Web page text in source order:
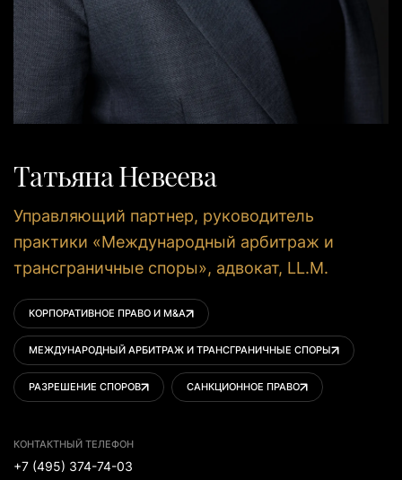
Татьяна Невеева
Управляющий партнер, руководитель
практики «Международный арбитраж и
трансграничные споры», адвокат, LL.M.
КОРПОРАТИВНОЕ ПРАВО И M&A
МЕЖДУНАРОДНЫЙ АРБИТРАЖ И ТРАНСГРАНИЧНЫЕ СПОРЫ
РАЗРЕШЕНИЕ СПОРОВ САНКЦИОННОЕ ПРАВО
КОНТАКТНЫЙ ТЕЛЕФОН
+7 (495) 374-74-03